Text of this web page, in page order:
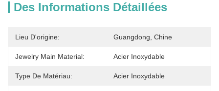
Des Informations Détaillées
Lieu D'origine: Guangdong, Chine
Jewelry Main Material: Acier Inoxydable
Type De Matériau: Acier Inoxydable